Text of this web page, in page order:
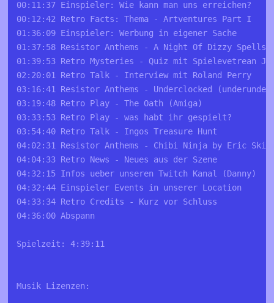
00:11:37 Einspieler: Wie kann man uns erreichen?
00:12:42 Retro Facts: Thema - Artventures Part I
01:36:09 Einspieler: Werbung in eigener Sache
01:37:58 Resistor Anthems - A Night Of Dizzy Spells
01:39:53 Retro Mysteries - Quiz mit Spielevetrean
02:20:01 Retro Talk - Interview mit Roland Perry
03:16:41 Resistor Anthems - Underclocked
03:19:48 Retro Play - The Oath (Amiga)
03:33:53 Retro Play - was habt ihr gespielt?
03:54:40 Retro Talk - Ingos Treasure Hunt
04:02:31 Resistor Anthems - Chibi Ninja by Eric Skiff
04:04:33 Retro News - Neues aus der Szene
04:32:15 Infos ueber unseren Twitch Kanal (Danny)
04:32:44 Einspieler Events in unserer Location
04:33:34 Retro Credits - Kurz vor Schluss
04:36:00 Abspann
Spielzeit: 4:39:11
Musik Lizenzen: